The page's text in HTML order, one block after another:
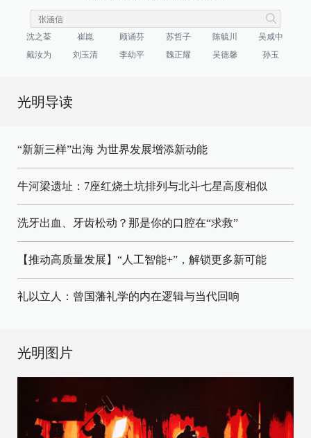
沈之荃 崔崑 顾诵芬 苏哲子 陈毓川
吴咸中
戴汝为
刘玉清 李幼平 魏正耀 吴德馨 孙玉
光明导读
“新新三样”出海 为世界发展增添新动能
牛河梁遗址：7座红烧土坑排列与北斗七星高度相似
洗牙出血、牙齿松动？那是你的口腔在“求救”
【推动高质量发展】“人工智能+”，解锁更多新可能
礼以立人：曾国藩礼学的内在逻辑与当代回响
光明图片